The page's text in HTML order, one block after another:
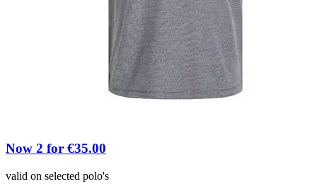
Now 2 for €35.00
valid on selected polo's